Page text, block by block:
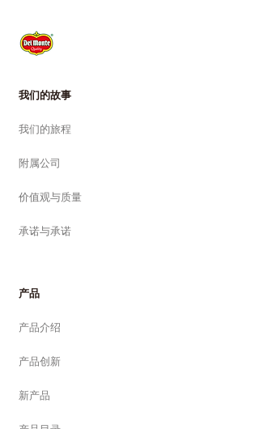
我们的故事
我们的旅程
附属公司
价值观与质量
承诺与承诺
产品
产品介绍
产品创新
新产品